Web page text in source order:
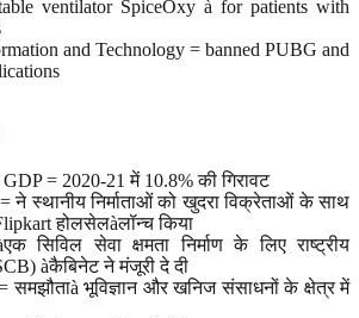
ventilator SpiceOxy à for patients with
and Technology = banned PUBG and
GDP = 2020-21 में 10.8% की गिरावट
ने स्थानीय निर्माताओं को खुदरा विक्रेताओं के साथ
होलसेलàलॉन्च किया
सिविल सेवा क्षमता निर्माण के लिए राष्ट्रीय
àकैबिनेट ने मंजूरी दे दी
समझौताà भूविज्ञान और खनिज संसाधनों के क्षेत्र में